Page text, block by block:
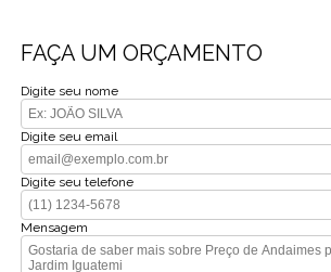
FAÇA UM ORÇAMENTO
Digite seu nome
Digite seu email
Digite seu telefone
Mensagem